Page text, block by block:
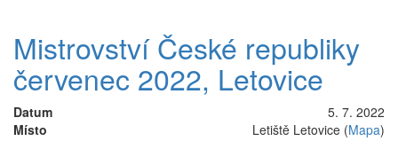
Mistrovství České republiky
červenec 2022, Letovice
Datum
5. 7. 2022
Místo
Letiště Letovice (Mapa)